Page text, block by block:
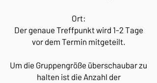
Ort:
Der genaue Treffpunkt wird 1-2 Tage
vor dem Termin mitgeteilt.
Um die Gruppengröße überschaubar zu
halten ist die Anzahl der